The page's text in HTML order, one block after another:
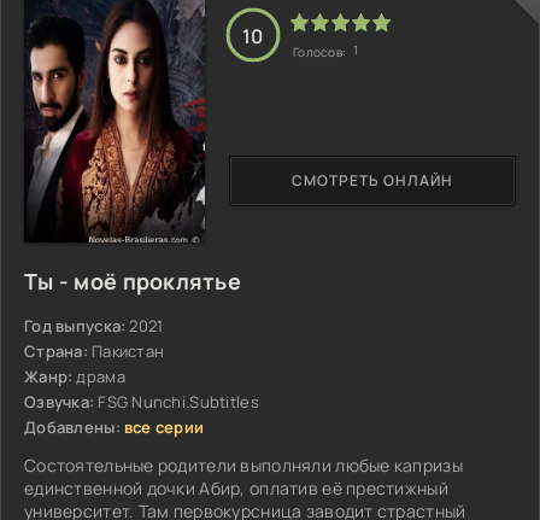
Ты - моё проклятье
Год выпуска: 2021
Страна: Пакистан
Жанр: драма
Озвучка: FSG Nunchi.Subtitles
Добавлены: все серии
Состоятельные родители выполняли любые капризы
единственной дочки Абир, оплатив её престижный
университет. Там первокурсница заводит страстный
СМОТРЕТЬ ОНЛАЙН
10
Голосов: 1